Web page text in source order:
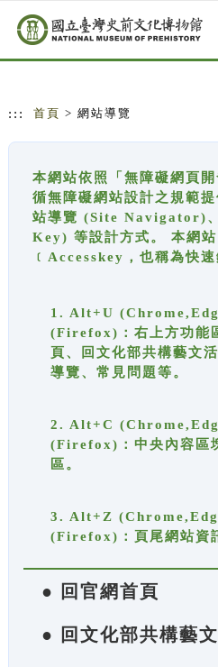
跳到主要內容
網站導覽
::: 首頁 > 網站導覽
本網站依照「無障礙網頁
循無障礙網站設計之規範
站導覽 (Site Navigator)
Key) 等設計方式。 本網站
﹝Accesskey，也稱為快速
1. Alt+U
(Firefox)：右上方功能
頁、回文化部共構藝文
導覽、常見問題等。
2. Alt+C
(Firefox)：中央內容區
區。
3. Alt+Z
(Firefox)：頁尾網站資
● 回官網首頁
● 回文化部共構藝